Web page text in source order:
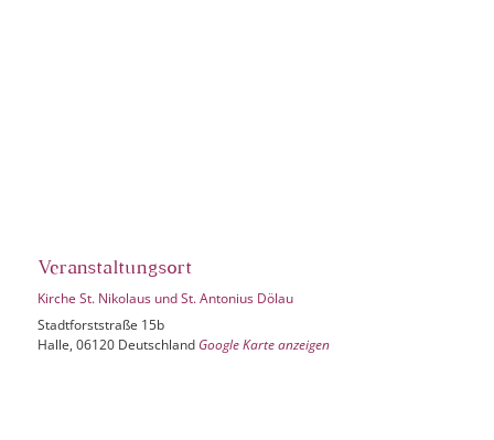
Veranstaltungsort
Kirche St. Nikolaus und St. Antonius Dölau
Stadtforststraße 15b
Halle, 06120 Deutschland Google Karte anzeigen